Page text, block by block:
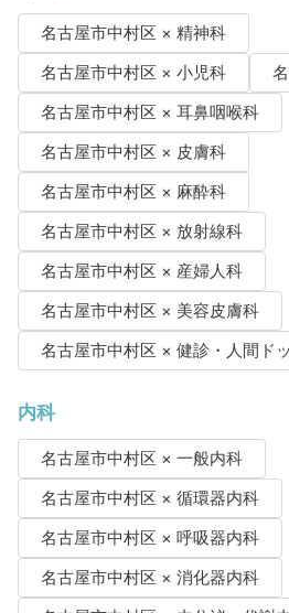
名古屋市中村区 × 精神科
名古屋市中村区 × 小児科
名古屋市中村区 × 耳鼻咽喉科
名古屋市中村区 × 皮膚科
名古屋市中村区 × 麻酔科
名古屋市中村区 × 放射線科
名古屋市中村区 × 産婦人科
名古屋市中村区 × 美容皮膚科
名古屋市中村区 × 健診・人間ド
内科
名古屋市中村区 × 一般内科
名古屋市中村区 × 循環器内科
名古屋市中村区 × 呼吸器内科
名古屋市中村区 × 消化器内科